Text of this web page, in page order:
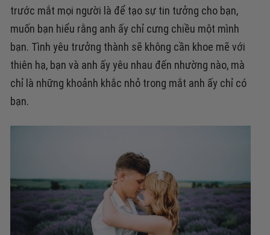
trước mắt mọi người là để tạo sự tin tưởng cho bạn,
muốn bạn hiểu rằng anh ấy chỉ cưng chiều một mình
bạn. Tình yêu trưởng thành sẽ không cần khoe mẽ với
thiên hạ, bạn và anh ấy yêu nhau đến nhường nào, mà
chỉ là những khoảnh khắc nhỏ trong mắt anh ấy chỉ có
bạn.